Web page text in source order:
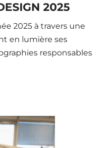
2025
2025 à travers une
en lumière ses
responsables